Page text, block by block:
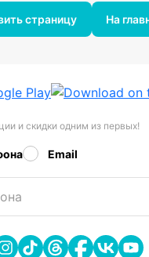
страницу На
и скидки одним из первых!
Email